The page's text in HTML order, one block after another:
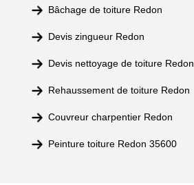
Bâchage de toiture Redon
Devis zingueur Redon
Devis nettoyage de toiture Redon
Rehaussement de toiture Redon
Couvreur charpentier Redon
Peinture toiture Redon 35600